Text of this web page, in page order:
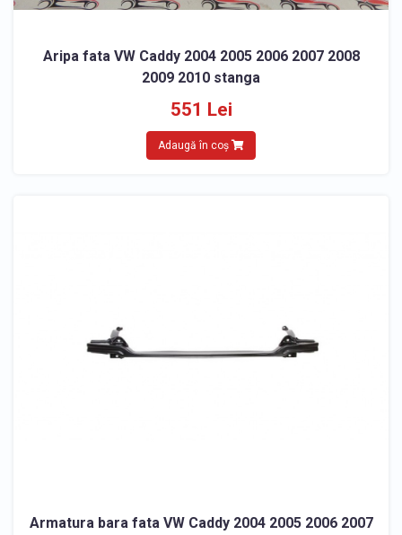
Aripa fata VW Caddy 2004 2005 2006 2007 2008
2009 2010 stanga
551 Lei
Adaugă în coș
Armatura bara fata VW Caddy 2004 2005 2006 2007